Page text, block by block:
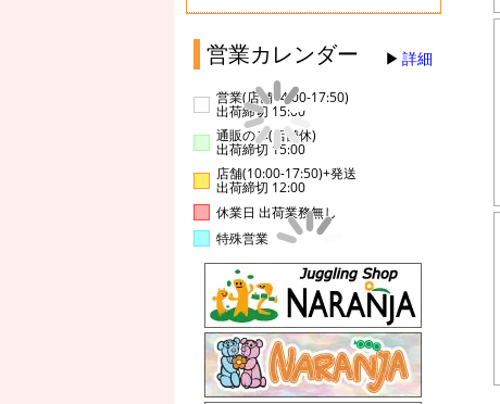
営業カレンダー 詳細
営業(店舗14:00-17:50)
出荷締切 15:00
通販のみ(店舗休)
出荷締切 15:00
店舗(10:00-17:50)+発送
出荷締切 12:00
休業日 出荷業務無し
特殊営業